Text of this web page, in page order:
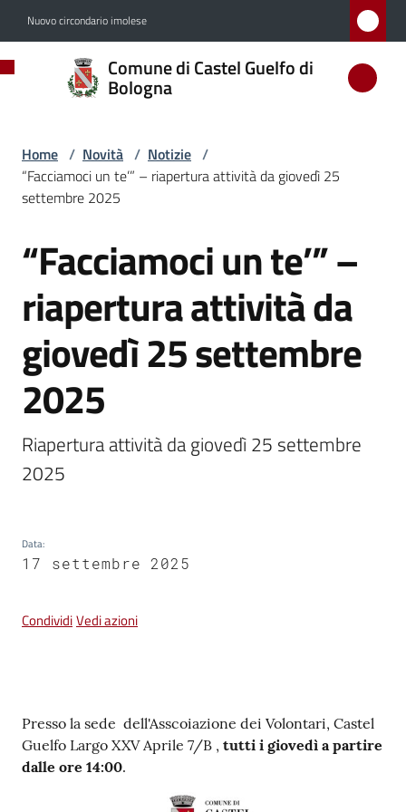
Nuovo circondario imolese
Comune di Castel Guelfo di
Bologna
Comune
di
Guelfo
di
Bologna
Amministrazione
Novità
Menu selezionato
Servizi
Vivere
Castel
online
argomenti...
Home / Novità / Notizie /
“Facciamoci un te’” – riapertura attività da giovedì 25
settembre 2025
Salta al contenuto
“Facciamoci un te’” –
riapertura attività da
giovedì 25 settembre
2025
Riapertura attività da giovedì 25 settembre
2025
Data:
17 settembre 2025
CondividiVedi azioni
Contenuto
Presso la sede dell'Asscoiazione dei Volontari, Castel
Guelfo Largo XXV Aprile 7/B , tutti i giovedì a partire
dalle ore 14:00.